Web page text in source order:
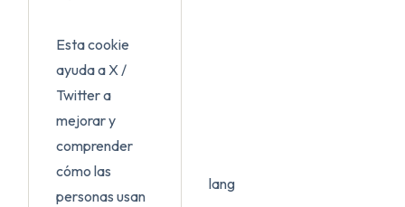
Esta cookie
ayuda a X /
Twitter a
mejorar y
comprender
cómo las
personas usan
lang